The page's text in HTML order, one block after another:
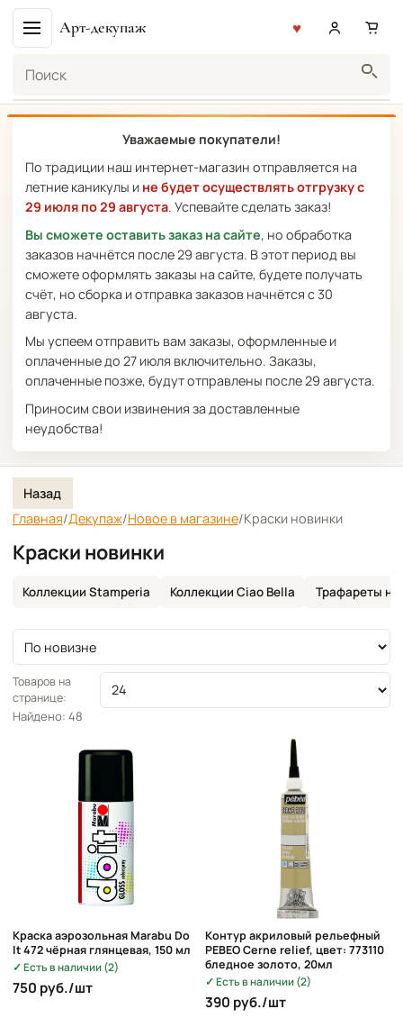
Арт-декупаж
Уважаемые покупатели!
По традиции наш интернет-магазин отправляется на
летние каникулы и не будет осуществлять отгрузку с
29 июля по 29 августа. Успевайте сделать заказ!
Вы сможете оставить заказ на сайте, но обработка
заказов начнётся после 29 августа. В этот период вы
сможете оформлять заказы на сайте, будете получать
счёт, но сборка и отправка заказов начнётся с 30
августа.
Мы успеем отправить вам заказы, оформленные и
оплаченные до 27 июля включительно. Заказы,
оплаченные позже, будут отправлены после 29 августа.
Приносим свои извинения за доставленные
неудобства!
Назад
Главная/Декупаж/Новое в магазине/Краски новинки
Краски новинки
Коллекции Stamperia Коллекции Ciao Bella Трафареты
Сортировка
Товаров на
странице:
Найдено: 48
Краска аэрозольная Marabu Do
It 472 чёрная глянцевая, 150 мл
Есть в наличии (2)
750 руб./шт
Контур акриловый рельефный
PEBEO Cerne relief, цвет: 773110
бледное золото, 20мл
Есть в наличии (2)
390 руб./шт